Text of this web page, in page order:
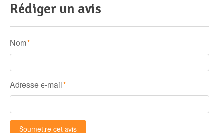
Rédiger un avis
Nom *
Adresse e-mail *